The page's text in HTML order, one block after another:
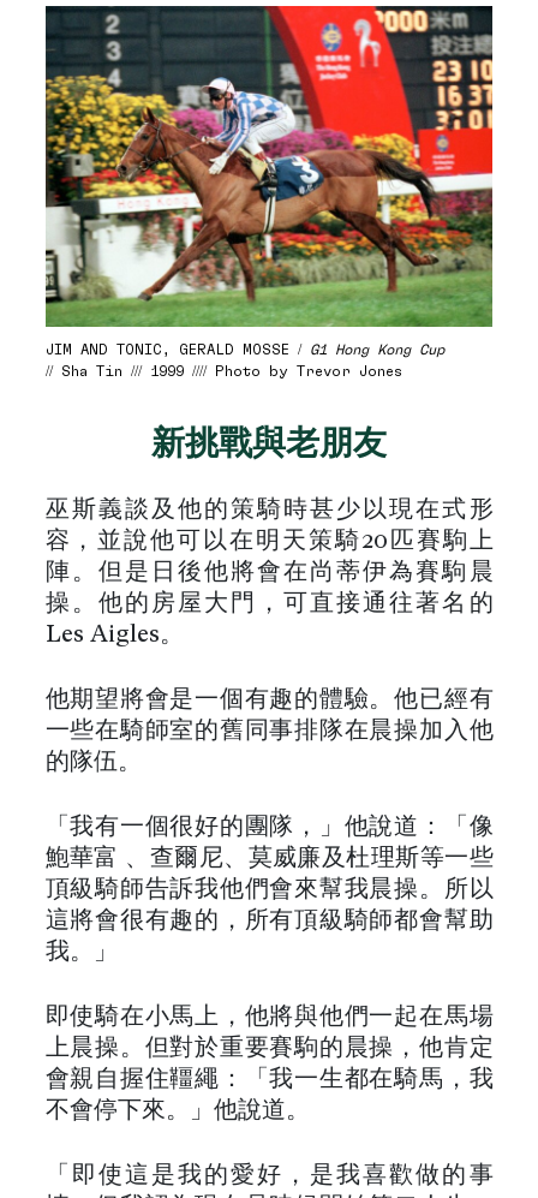
JIM AND TONIC, GERALD MOSSE / G1 Hong Kong Cup
// Sha Tin /// 1999 //// Photo by Trevor Jones
新挑戰與老朋友
巫斯義談及他的策騎時甚少以現在式形
容，並說他可以在明天策騎20匹賽駒上
陣。但是日後他將會在尚蒂伊為賽駒晨
操。他的房屋大門，可直接通往著名的
Les Aigles。
他期望將會是一個有趣的體驗。他已經有
一些在騎師室的舊同事排隊在晨操加入他
的隊伍。
「我有一個很好的團隊，」他說道：「像
鮑華富 、查爾尼、莫威廉及杜理斯等一些
頂級騎師告訴我他們會來幫我晨操。所以
這將會很有趣的，所有頂級騎師都會幫助
我。」
即使騎在小馬上，他將與他們一起在馬場
上晨操。但對於重要賽駒的晨操，他肯定
會親自握住韁繩：「我一生都在騎馬，我
不會停下來。」他說道。
「即使這是我的愛好，是我喜歡做的事